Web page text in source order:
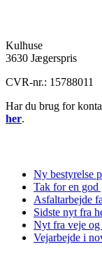
Kulhuse
3630 Jægerspris
CVR-nr.: 15788011
Har du brug for
her.
Ny bestyrelse
Tak for en god
Asfaltarbejde
Sidste nyt fra
Nyt fra veje og
Vejarbejde i